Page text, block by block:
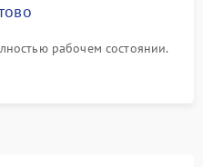
рабочем состоянии.